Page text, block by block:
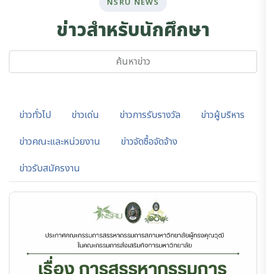
ขาวสำหรบนกศกษา
ข่าวทั่วไป ข่าวเด่น ข่าวการรับรางวัล
ข่าวผู้บริหาร
ข่าวคณะและหน่วยงาน
ข่าวจัดซื้อจัดจ้าง
ข่าวรับสมัครงาน